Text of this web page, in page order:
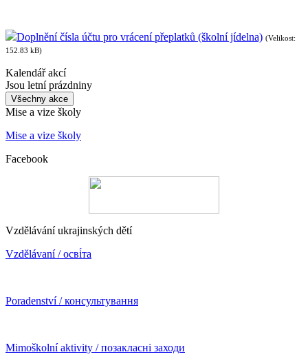
Doplnění čísla účtu pro vrácení přeplatků (školní jídelna) (Velikost:
152.83 kB)
Kalendář akcí
Jsou letní prázdniny
Všechny akce
Mise a vize školy
Mise a vize školy
Facebook
Vzdělávání ukrajinských dětí
Vzdělávaní / осві́та
Poradenství / консультування
Mimoškolní aktivity / позакласні заходи